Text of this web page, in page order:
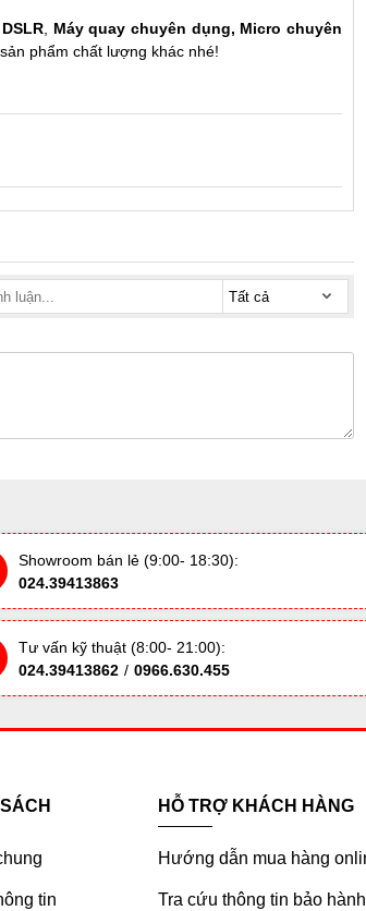
Máy quay chuyên dụng, Micro chuyên
phẩm chất lượng khác nhé!
Showroom bán lẻ (9:00- 18:30):
024.39413863
Tư vấn kỹ thuật (8:00- 21:00):
024.39413862 / 0966.630.455
tin
HỖ TRỢ KHÁCH HÀNG
Hướng dẫn mua hàng
Tra cứu thông tin bảo hành